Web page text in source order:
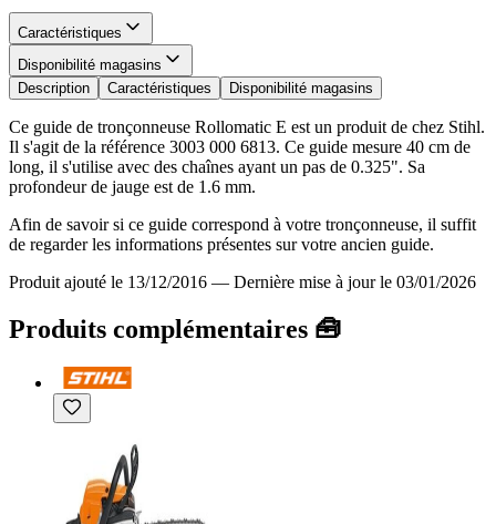
Caractéristiques
Disponibilité magasins
Description
Caractéristiques Disponibilité magasins
Ce guide de tronçonneuse Rollomatic E est un produit de chez Stihl.
Il s'agit de la référence 3003 000 6813. Ce guide mesure 40 cm de
long, il s'utilise avec des chaînes ayant un pas de 0.325". Sa
profondeur de jauge est de 1.6 mm.
Afin de savoir si ce guide correspond à votre tronçonneuse, il suffit
de regarder les informations présentes sur votre ancien guide.
Produit ajouté le 13/12/2016 — Dernière mise à jour le 03/01/2026
Produits complémentaires 🧰